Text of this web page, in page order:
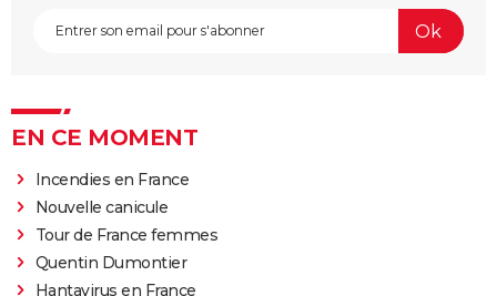
EN CE MOMENT
Incendies en France
Nouvelle canicule
Tour de France femmes
Quentin Dumontier
Hantavirus en France